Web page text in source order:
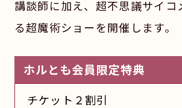
講談師に加え、超不思議サイコ
る超魔術ショーを開催します。
ホルとも会員限定特典
チケット２割引